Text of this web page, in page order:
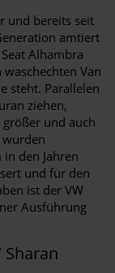
und bereits seit
amtiert
Alhambra
Van
steht. Parallelen
ziehen,
größer und auch
den Jahren
und für den
ist der VW
Ausführung